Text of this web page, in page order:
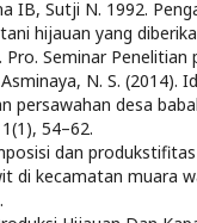
IB, Sutji N. 1992.
hijauan yang
Seminar Penelitian
N. S. (2014).
persawahan desa
54–62.
dan
di kecamatan muara